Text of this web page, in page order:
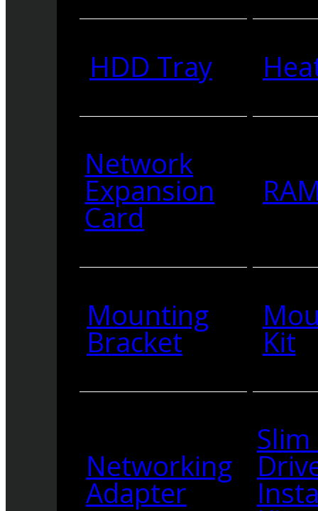
HDD Tray
Network
Expansion
Card
Mounting
Bracket Kit
Networking
Adapter